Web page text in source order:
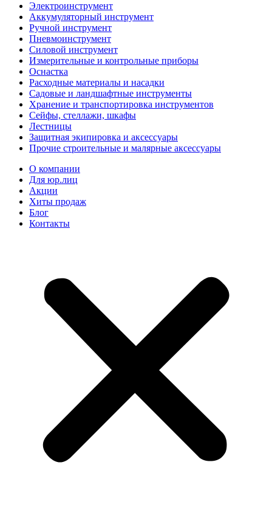
Электроинструмент
Аккумуляторный инструмент
Ручной инструмент
Пневмоинструмент
Силовой инструмент
Измерительные и контрольные приборы
Оснастка
Расходные материалы и насадки
Садовые и ландшафтные инструменты
Хранение и транспортировка инструментов
Сейфы, стеллажи, шкафы
Лестницы
Защитная экипировка и аксессуары
Прочие строительные и малярные аксессуары
О компании
Для юр.лиц
Акции
Хиты продаж
Блог
Контакты